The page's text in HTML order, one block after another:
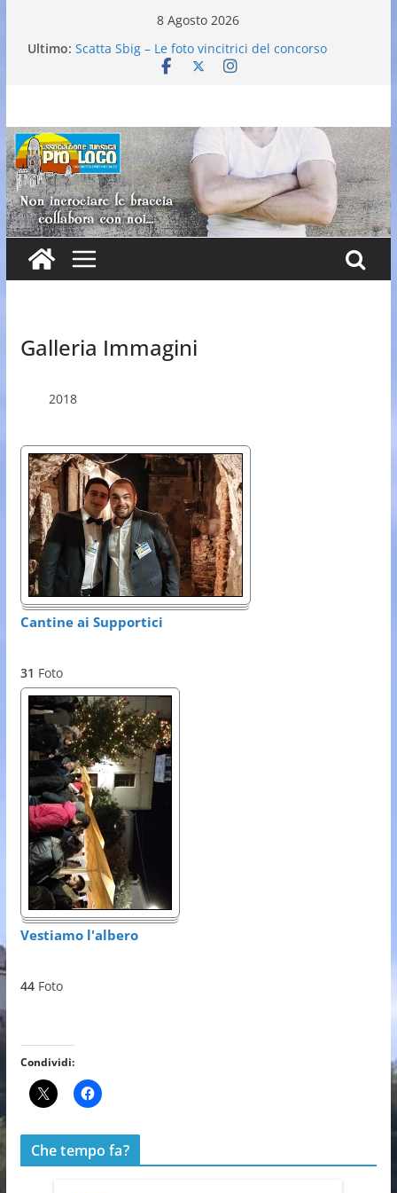
8 Agosto 2026
Ultimo: Scatta Sbig – Le foto vincitrici del concorso
25° Gran Carnevale
Enogastronomico
Galleria Immagini
2018
Cantine ai Supportici
31 Foto
Vestiamo l'albero
44Foto
Condividi:
Che tempo fa?